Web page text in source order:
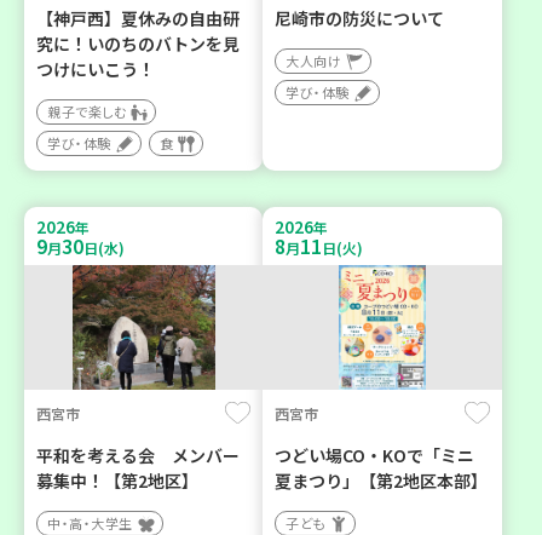
【神戸西】夏休みの自由研
究に！いのちのバトンを見
つけにいこう！
親子で楽しむ
学び・体験
食
尼崎市の防災について
大人向け
学び・体験
2026年
9月30日(水)
西宮市
平和を考える会 メンバー
募集中！【第2地区】
中・高・大学生
2026年
8月11日(火)
西宮市
つどい場CO・KOで「ミニ
夏まつり」【第2地区本部】
子ども